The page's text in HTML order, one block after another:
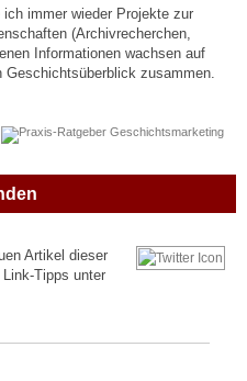
ich immer wieder Projekte zur
(Archivrecherchen,
Informationen wachsen auf
Geschichtsüberblick zusammen.
Artikel dieser
Tipps unter